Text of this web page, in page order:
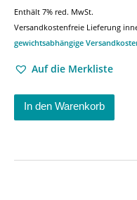
Enthält 7% red. MwSt.
Versandkostenfreie Lieferung
gewichtsabhängige
Auf die Merkliste
In den Warenkorb